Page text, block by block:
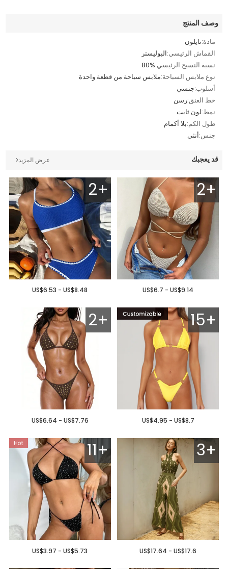
وصف المنتج
مادة:نايلون
القماش الرئيسي:البوليستر
نسبة النسيج الرئيسي:80%
نوع ملابس السباحة:ملابس سباحة من قطعة واحدة
أسلوب:جنسي
خط العنق:رسن
نمط:لون ثابت
طول الكم:بلا أكمام
جنس:أنثى
قد يعجبك عرض المزيد
2+
US$6.7 - US$9.14
2+
US$6.53 - US$8.48
15+
US$4.95 - US$8.7
2+
US$6.64 - US$7.76
3+
US$17.64 - US$17.6
11+
US$3.97 - US$5.73